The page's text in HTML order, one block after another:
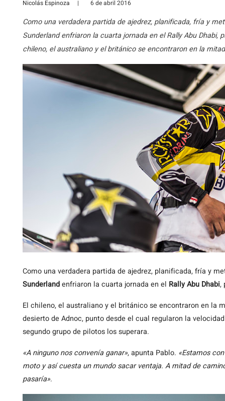
Nicolás Espinoza | 6 de abril 2016
Como una verdadera partida de ajedrez, planificada, fría y
Sunderland enfriaron la cuarta jornada en el Rally Abu
chileno, el australiano y el británico se encontraron en la
Como una verdadera partida de ajedrez, planificada, fría y
Sunderlandenfriaron la cuarta jornada en el Rally Abu Dhabi,
El chileno, el australiano y el británico se encontraron en la
desierto de Adnoc, punto desde el cual regularon la
segundo grupo de pilotos los superara.
«A ninguno nos convenía ganar», apunta Pablo. «Estamos
moto y así cuesta un mundo sacar ventaja. A mitad de
pasaría».